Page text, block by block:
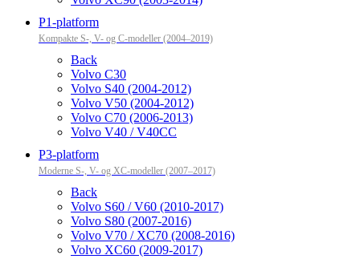
P1-platform
Kompakte S-, V- og C-modeller (2004–2019)
Back
Volvo C30
Volvo S40 (2004-2012)
Volvo V50 (2004-2012)
Volvo C70 (2006-2013)
Volvo V40 / V40CC
P3-platform
Moderne S-, V- og XC-modeller (2007–2017)
Back
Volvo S60 / V60 (2010-2017)
Volvo S80 (2007-2016)
Volvo V70 / XC70 (2008-2016)
Volvo XC60 (2009-2017)